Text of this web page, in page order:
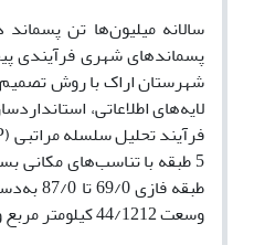
سالانه میلیون‌ها تن
پسماندهای شهری فرآیندی
لایه‌های اطلاعاتی،
5 طبقه با تناسب‌های مکانی
طبقه
وسعت 44/1212 کیلومتر مربع و کمترین مساحت مربوط به مناطق با تناسب مکانی بسیار پایین با وسعتی حدود 73/270 کیلومتر مربع محاسبه شد.